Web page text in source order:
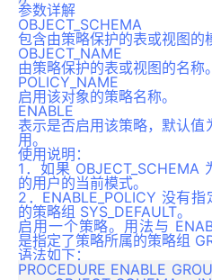
参数详解
OBJECT_SCHEMA
包含由策略保护的表或视图的
OBJECT_NAME
由策略保护的表或视图的名称。
POLICY_NAME
启用该对象的策略名称。
ENABLE
表示是否启用该策略，默认值
用。
使用说明：
1．如果
的用户的当前模式。
2．ENABLE_POLICY 没有
的策略组 SYS_DEFAULT。
启用一个策略。用法与
是指定了策略所属的策略组
语法如下：
PROCEDURE